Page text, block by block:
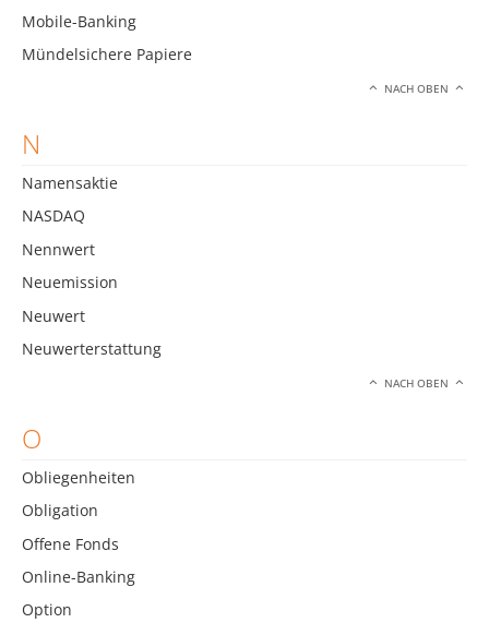
Mobile-Banking
Mündelsichere Papiere
NACH OBEN
N
Namensaktie
NASDAQ
Nennwert
Neuemission
Neuwert
Neuwerterstattung
NACH OBEN
O
Obliegenheiten
Obligation
Offene Fonds
Online-Banking
Option